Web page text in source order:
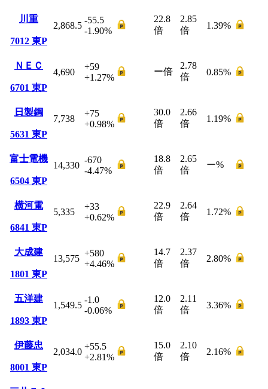
川重
7012 東P
2,868.5
-55.5
-1.90%
22.8
倍
2.85
倍
1.39%
ＮＥＣ
6701 東P
4,690
+59
+1.27%
ー倍
2.78
倍
0.85%
日製鋼
5631 東P
7,738
+75
+0.98%
30.0
倍
2.66
倍
1.19%
富士電機
6504 東P
14,330
-670
-4.47%
18.8
倍
2.65
倍
ー%
横河電
6841 東P
5,335
+33
+0.62%
22.9
倍
2.64
倍
1.72%
大成建
1801 東P
13,575
+580
+4.46%
14.7
倍
2.37
倍
2.80%
五洋建
1893 東P
1,549.5
-1.0
-0.06%
12.0
倍
2.11
倍
3.36%
伊藤忠
8001 東P
2,034.0
+55.5
+2.81%
15.0
倍
2.10
倍
2.16%